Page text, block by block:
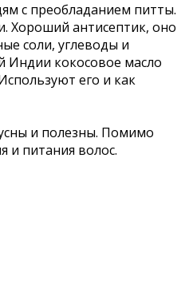
с преобладанием питты.
Хороший антисептик, оно
соли, углеводы и
Индии кокосовое масло
его и как
и полезны. Помимо
и питания волос.